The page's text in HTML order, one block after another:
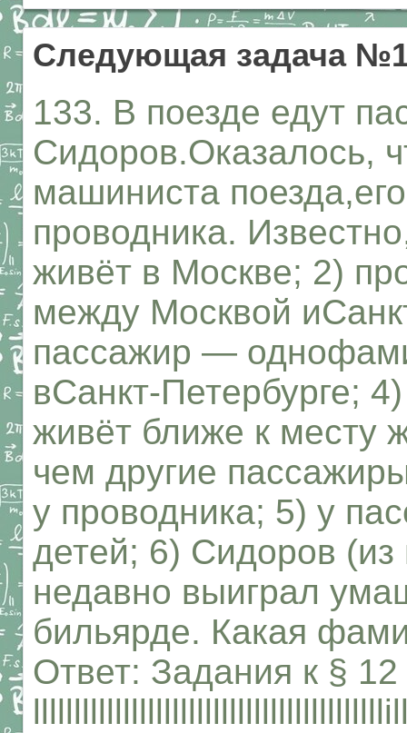
Следующая задача
133. В поезде едут
Сидоров.Оказалось,
машиниста
проводника.
живёт в Москве; 2)
между Москвой
пассажир —
вСанкт-Петербурге;
живёт ближе к месту
чем другие
у проводника; 5) у
детей; 6) Сидоров (из
недавно выиграл
бильярде. Какая
Ответ: Задания к §